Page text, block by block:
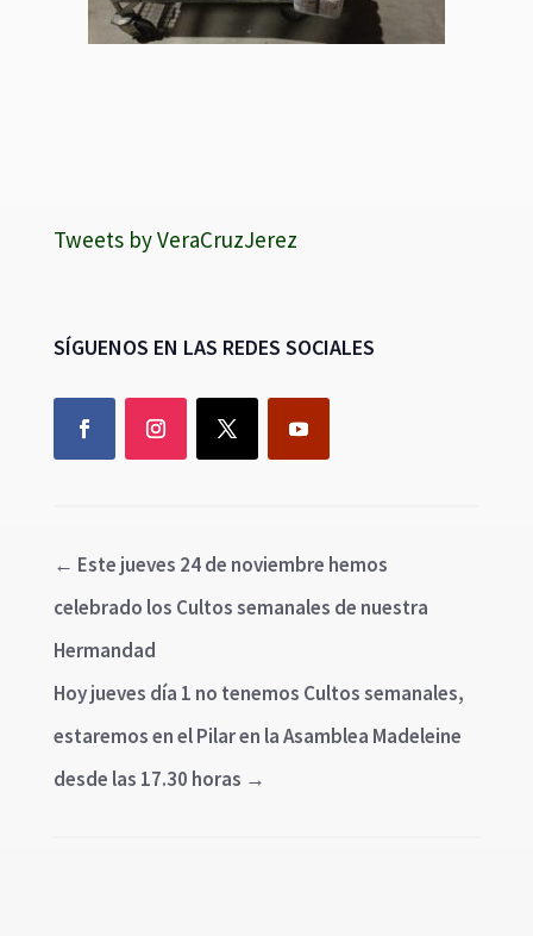
Tweets by VeraCruzJerez
SÍGUENOS EN LAS REDES SOCIALES
← Este jueves 24 de noviembre hemos
celebrado los Cultos semanales de nuestra
Hermandad
Hoy jueves día 1 no tenemos Cultos semanales,
estaremos en el Pilar en la Asamblea Madeleine
desde las 17.30 horas →